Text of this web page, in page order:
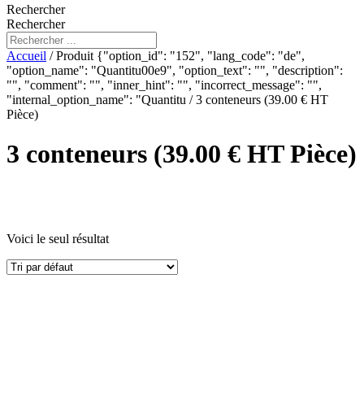
Rechercher
Rechercher
Accueil / Produit {"option_id": "152", "lang_code": "de",
"option_name": "Quantitu00e9", "option_text": "", "description":
"", "comment": "", "inner_hint": "", "incorrect_message": "",
"internal_option_name": "Quantitu / 3 conteneurs (39.00 € HT
Pièce)
3 conteneurs (39.00 € HT Pièce)
Voici le seul résultat